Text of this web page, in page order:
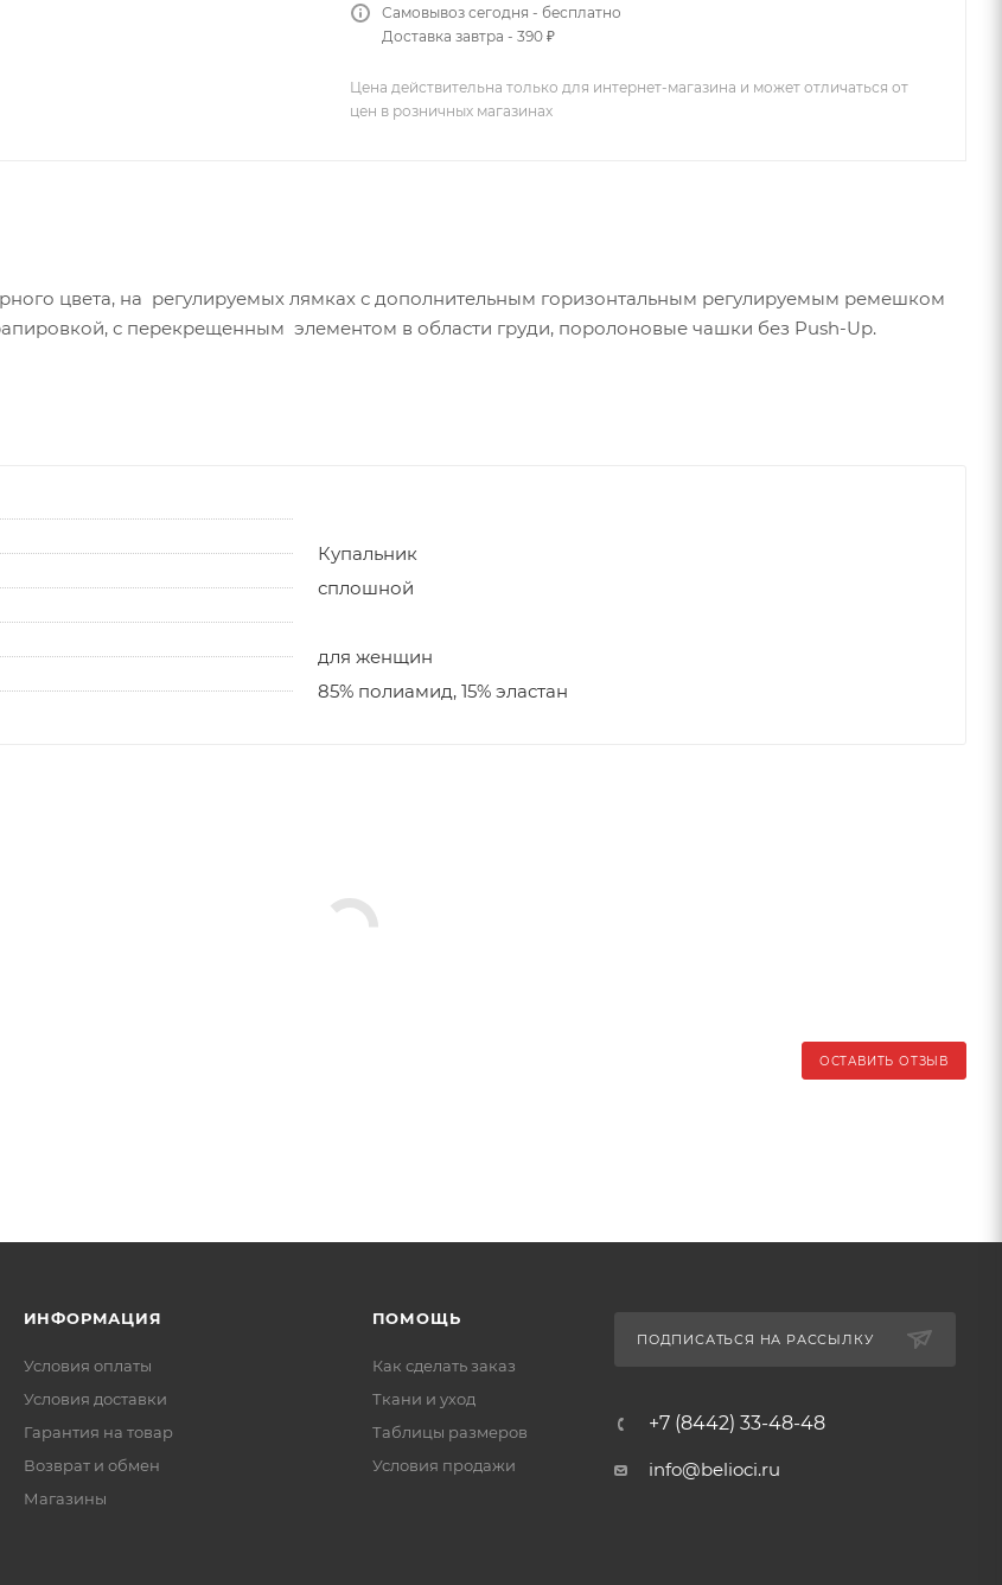
Самовывоз сегодня - бесплатно
Доставка завтра - 390 ₽
Цена действительна только для интернет-магазина и может отличаться от
цен в розничных магазинах
цвета, на регулируемых лямках с дополнительным горизонтальным регулируемым ремешком
с перекрещенным элементом в области груди, поролоновые чашки без Push-Up.
Купальник
сплошной
для женщин
85% полиамид, 15% эластан
ОСТАВИТЬ ОТЗЫВ
ИНФОРМАЦИЯ
Условия оплаты
Условия доставки
Гарантия на товар
Возврат и обмен
Магазины
ПОМОЩЬ
Как сделать заказ
Ткани и уход
Таблицы размеров
Условия продажи
ПОДПИСАТЬСЯ НА РАССЫЛКУ
+7 (8442) 33-48-48
info@belioci.ru